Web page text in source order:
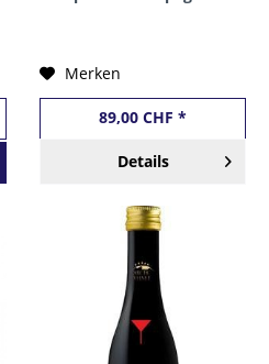
Merken
89,00 CHF *
Details